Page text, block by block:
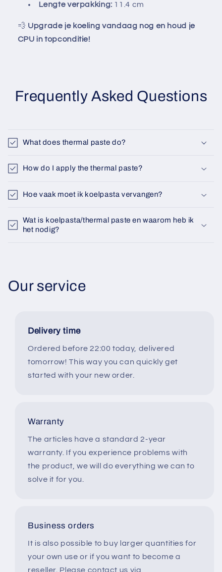
Lengte verpakking: 11.4 cm
💨 Upgrade je koeling vandaag nog en houd je
CPU in topconditie!
Frequently Asked Questions
What does thermal paste do?
How do I apply the thermal paste?
Hoe vaak moet ik koelpasta vervangen?
Wat is koelpasta/thermal paste en waarom heb ik
het nodig?
Our service
Delivery time
Ordered before 22:00 today, delivered
tomorrow! This way you can quickly get
started with your new order.
Warranty
The articles have a standard 2-year
warranty. If you experience problems with
the product, we will do everything we can to
solve it for you.
Business orders
It is also possible to buy larger quantities for
your own use or if you want to become a
reseller. Please contact us via